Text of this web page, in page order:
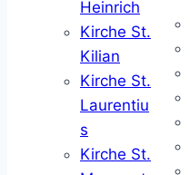
Heinrich
Kirche St.
Kilian
Kirche St.
Laurentiu
s
Kirche St.